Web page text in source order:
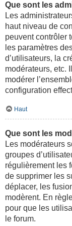
Que sont les
Les
haut niveau de
peuvent contrôler
les paramètres
d’utilisateurs, la
modérateurs, etc.
modérer
configuration
Haut
Que sont les
Les modérateurs
groupes
régulièrement les
de supprimer les
déplacer, les
modèrent. En
pour que les
le forum.